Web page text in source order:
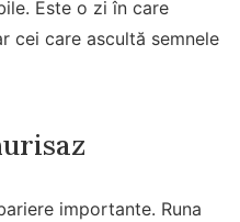
Este o zi în care
cei care ascultă semnele
importante. Runa